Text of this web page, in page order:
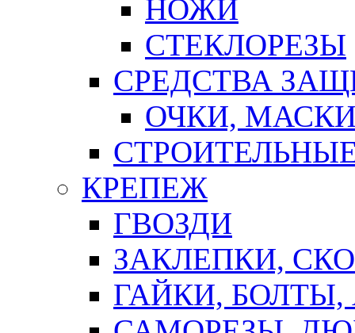
НОЖИ
СТЕКЛОРЕЗЫ
СРЕДСТВА
ОЧКИ,
КРЕПЕЖ
ГВОЗДИ
ЗАКЛЕПКИ,
ГАЙКИ,